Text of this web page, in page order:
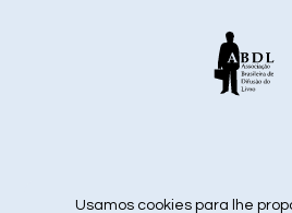
siga nas redes
Usamos cookies para lhe